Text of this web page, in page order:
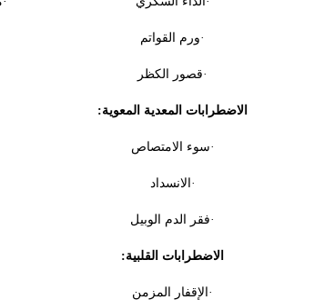
·ورم القواتم
·قصور الكظر
الاضطرابات المعدية المعوية:
·سوء الامتصاص
·الانسداد
·فقر الدم الوبيل
الاضطرابات القلبية:
·الإقفار المزمن